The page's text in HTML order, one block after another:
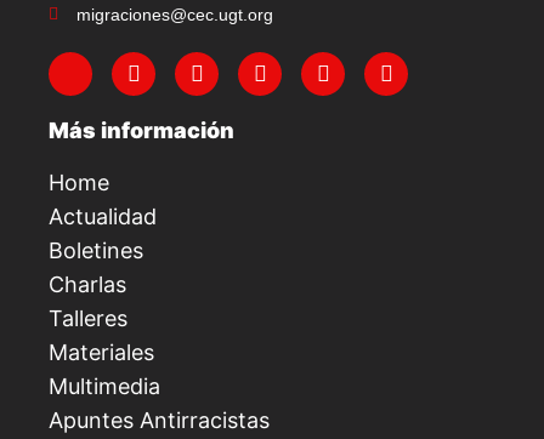
migraciones@cec.ugt.org
Más información
Home
Actualidad
Boletines
Charlas
Talleres
Materiales
Multimedia
Apuntes Antirracistas